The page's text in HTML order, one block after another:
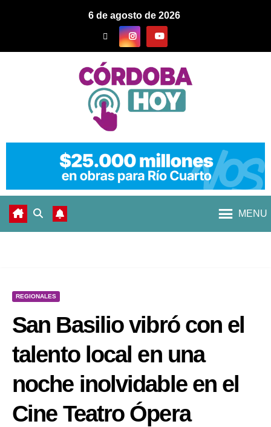
6 de agosto de 2026
MENU
REGIONALES
San Basilio vibró con el
talento local en una
noche inolvidable en el
Cine Teatro Ópera